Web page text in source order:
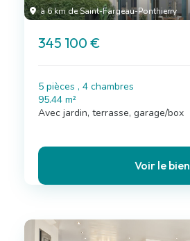
à 6 km de Saint-Fargeau-Ponthierry
345 100 €
5 pièces , 4 chambres
95.44 m²
Avec jardin, terrasse, garage/box
Voir le bien